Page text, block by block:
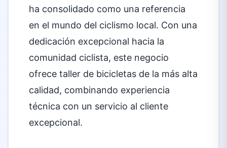
ha consolidado como una referencia
en el mundo del ciclismo local. Con una
dedicación excepcional hacia la
comunidad ciclista, este negocio
ofrece taller de bicicletas de la más alta
calidad, combinando experiencia
técnica con un servicio al cliente
excepcional.